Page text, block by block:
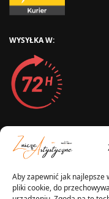
Aby zapewnić jak
pliki cookie, do
WYSYŁKA W: